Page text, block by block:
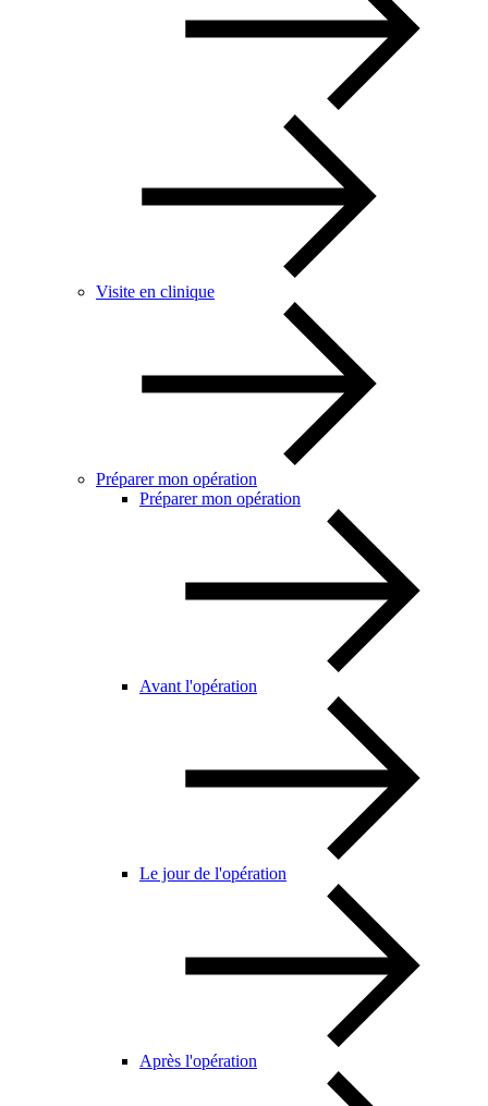
Visite en clinique
Préparer mon opération
Préparer mon opération
Avant l'opération
Le jour de l'opération
Après l'opération